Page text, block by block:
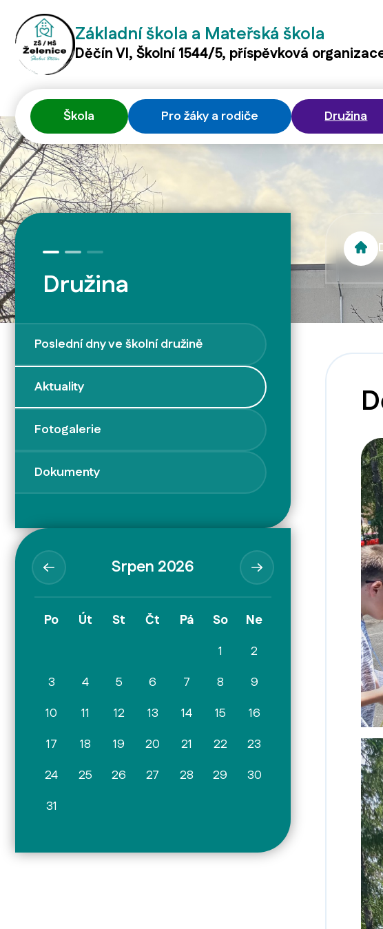
Základní škola a Mateřská škola
Děčín VI, Školní 1544/5, příspěvková
Škola Pro žáky a rodiče Družina
Družina
Poslední dny ve školní družině
Aktuality
Fotogalerie
Dokumenty
Srpen 2026
Po Út St Čt Pá So
Ne
1
2
3
4 5 6 7 8
9
10
11 12 13 14 15
16
17
18 19 20 21 22
23
24
25 26 27 28 29
30
31